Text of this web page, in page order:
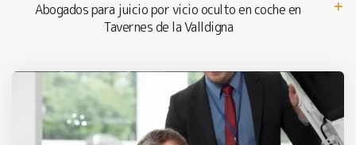
Abogados para juicio por vicio oculto en coche en
Tavernes de la Valldigna